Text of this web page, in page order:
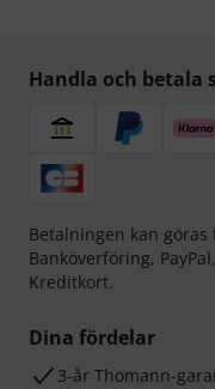
Handla och betala
Betalningen kan
Banköverföring, PayPal,
Kreditkort.
Dina fördelar
3-år Thomann-